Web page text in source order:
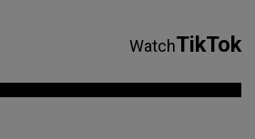
WatchTikTok